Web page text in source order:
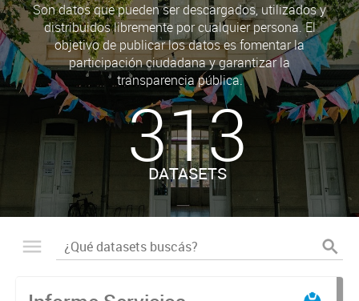
Son datos que pueden ser descargados, utilizados y
distribuidos libremente por cualquier persona. El
objetivo de publicar los datos es fomentar la
participación ciudadana y garantizar la
transparencia pública.
313
DATASETS